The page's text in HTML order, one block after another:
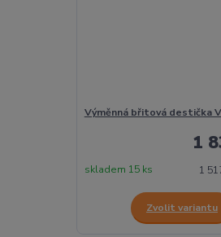
Výměnná břitová destička
1
1
skladem 15 ks
Zvolit variantu